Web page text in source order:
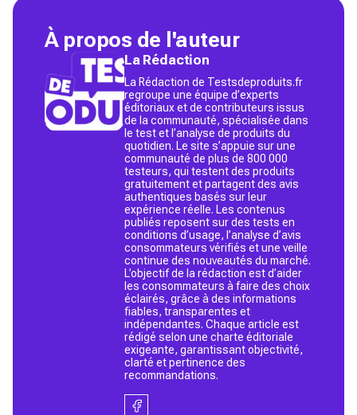
À propos de l'auteur
La Rédaction
La Rédaction de Testsdeproduits.fr
regroupe une équipe d’experts
éditoriaux et de contributeurs issus
de la communauté, spécialisée dans
le test et l’analyse de produits du
quotidien. Le site s’appuie sur une
communauté de plus de 800 000
testeurs, qui testent des produits
gratuitement et partagent des avis
authentiques basés sur leur
expérience réelle. Les contenus
publiés reposent sur des tests en
conditions d’usage, l’analyse d’avis
consommateurs vérifiés et une veille
continue des nouveautés du marché.
L’objectif de la rédaction est d’aider
les consommateurs à faire des choix
éclairés, grâce à des informations
fiables, transparentes et
indépendantes. Chaque article est
rédigé selon une charte éditoriale
exigeante, garantissant objectivité,
clarté et pertinence des
recommandations.